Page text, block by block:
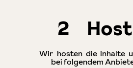
2
Wir hosten die Inhalte
bei folgendem